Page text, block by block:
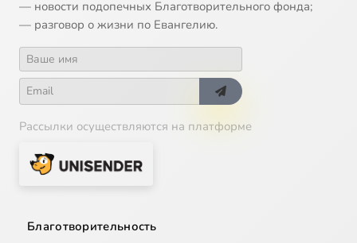
14
15
16
19
— новости подопечных Благотворительного фонда;
— разговор о жизни по Евангелию.
Рассылки осуществляются на платформе
Благотворительность